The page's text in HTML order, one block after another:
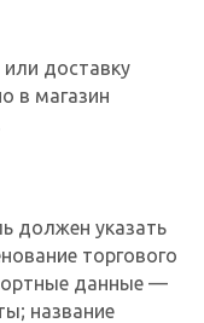
доставку
в магазин
должен указать
торгового
данные —
название